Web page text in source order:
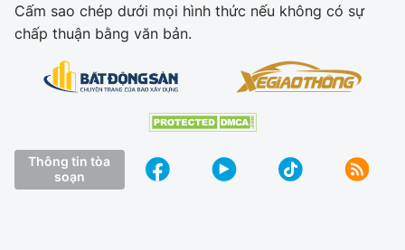
Cấm sao chép dưới mọi hình thức nếu không có sự
chấp thuận bằng văn bản.
Thông tin tòa
soạn